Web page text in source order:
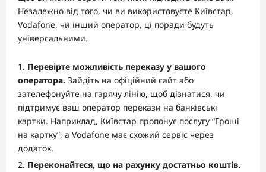
Незалежно від того, чи ви використовуєте Київстар,
Vodafone, чи інший оператор, ці поради будуть
універсальними.
Перевірте можливість переказу у вашого
оператора. Зайдіть на офіційний сайт або
зателефонуйте на гарячу лінію, щоб дізнатися, чи
підтримує ваш оператор перекази на банківські
картки. Наприклад, Київстар пропонує послугу “Гроші
на картку”, а Vodafone має схожий сервіс через
додаток.
Переконайтеся, що на рахунку достатньо коштів.